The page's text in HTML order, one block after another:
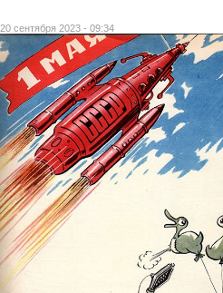
20 сентября 2023 - 09:34